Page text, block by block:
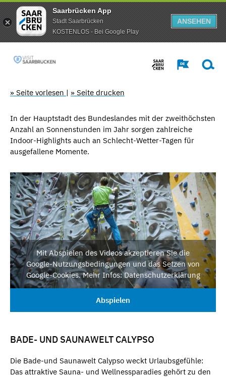
Saarbrücken App
Stadt Saarbrücken
KOSTENLOS - Bei Google Play
ANSEHEN
» Seite vorlesen | » Seite drucken
In der Hauptstadt des Bundeslandes mit der zweithöchsten
Anzahl an Sonnenstunden im Jahr sorgen zahlreiche
Indoor-Highlights auch an Schlecht-Wetter-Tagen für
ausgefallene Momente.
Mit Abspielen des Videos akzeptieren Sie die
Google-Nutzungsbedingungen und das Setzen von
Google-Cookies. Mehr Infos: Datenschutzerklärung
Abspielen
BADE- UND SAUNAWELT CALYPSO
Die Bade-und Saunawelt Calypso weckt Urlaubsgefühle:
Das attraktive Sauna- und Wellnessparadies gehört zu den